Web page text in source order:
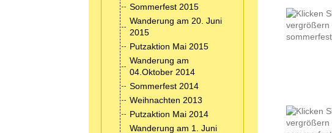
Sommerfest 2015
Wanderung am 20. Juni
2015
Putzaktion Mai 2015
Wanderung am
04.Oktober 2014
Sommerfest 2014
Weihnachten 2013
Putzaktion Mai 2014
Wanderung am 1. Juni